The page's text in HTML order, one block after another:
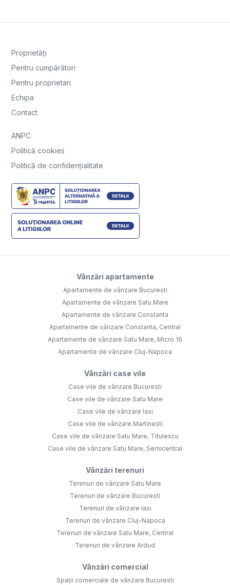
Proprietăți
Pentru cumpărători
Pentru proprietari
Echipa
Contact
ANPC
Politică cookies
Politică de confidențialitate
Vânzări apartamente
Apartamente de vânzare Bucuresti
Apartamente de vânzare Satu Mare
Apartamente de vânzare Constanta
Apartamente de vânzare Constanta, Central
Apartamente de vânzare Satu Mare, Micro 16
Apartamente de vânzare Cluj-Napoca
Vânzări case vile
Case vile de vânzare Bucuresti
Case vile de vânzare Satu Mare
Case vile de vânzare Iasi
Case vile de vânzare Martinesti
Case vile de vânzare Satu Mare, Titulescu
Case vile de vânzare Satu Mare, Semicentral
Vânzări terenuri
Terenuri de vânzare Satu Mare
Terenuri de vânzare Bucuresti
Terenuri de vânzare Iasi
Terenuri de vânzare Cluj-Napoca
Terenuri de vânzare Satu Mare, Central
Terenuri de vânzare Ardud
Vânzări comercial
Spații comerciale de vânzare Bucuresti